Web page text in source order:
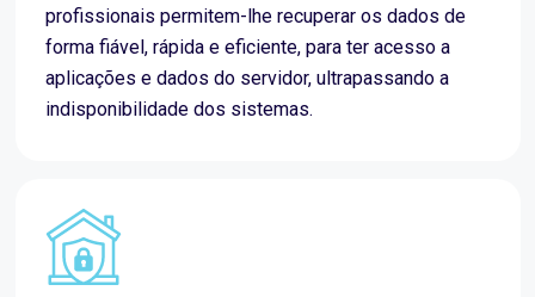
profissionais permitem-lhe recuperar os dados de
forma fiável, rápida e eficiente, para ter acesso a
aplicações e dados do servidor, ultrapassando a
indisponibilidade dos sistemas.